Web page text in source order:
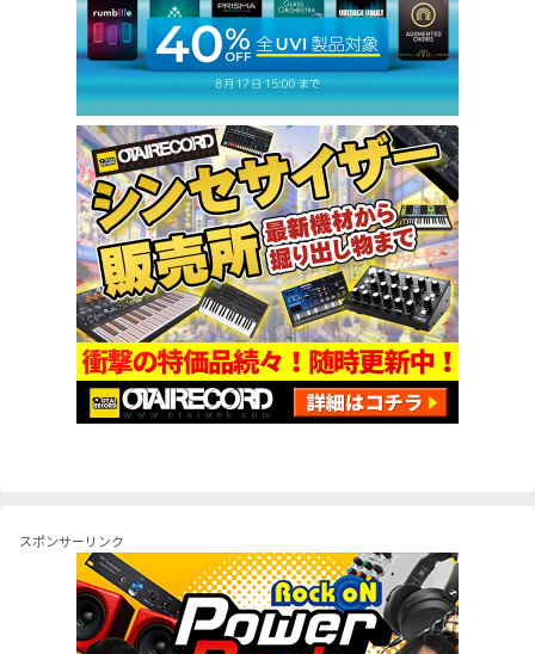
スポンサーリンク